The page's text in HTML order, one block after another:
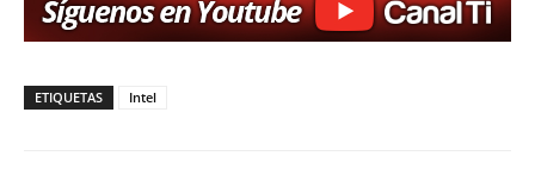
ETIQUETAS Intel